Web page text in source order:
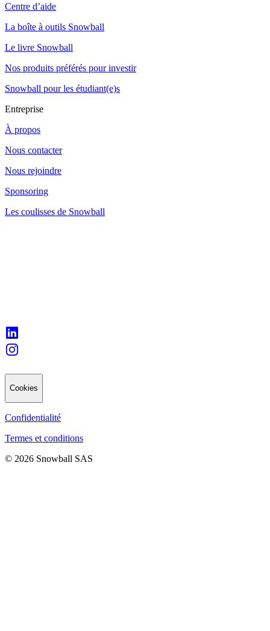
Centre d’aide
La boîte à outils Snowball
Le livre Snowball
Nos produits préférés pour investir
Snowball pour les étudiant(e)s
Entreprise
À propos
Nous contacter
Nous rejoindre
Sponsoring
Les coulisses de Snowball
Cookies
Confidentialité
Termes et conditions
© 2026 Snowball SAS